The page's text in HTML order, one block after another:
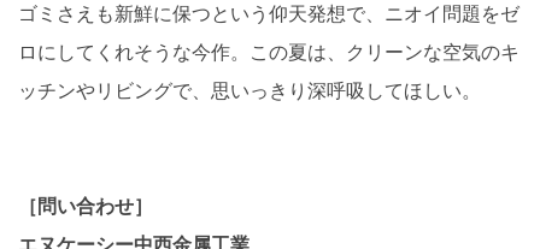
ゴミさえも新鮮に保つという仰天発想で、ニオイ問題をゼ
ロにしてくれそうな今作。この夏は、クリーンな空気のキ
ッチンやリビングで、思いっきり深呼吸してほしい。
［問い合わせ］
エヌケーシー中西金属工業